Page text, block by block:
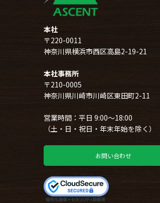
本社
〒220-0011
神奈川県横浜市西区高島2-19-21
本社事務所
〒210-0005
神奈川県川崎市川崎区東田町2-11
営業時間：平日 9:00～18:00
（土・日・祝日・年末年始を除く）
お問い合わせ